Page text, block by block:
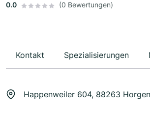
0.0
(0 Bewertungen)
Kontakt Spezialisierungen
Happenweiler 604, 88263